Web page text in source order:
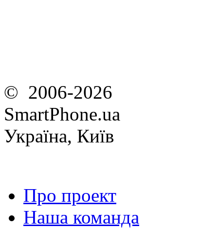
© 2006-2026
SmartPhone.ua
Україна, Київ
Про проект
Наша команда